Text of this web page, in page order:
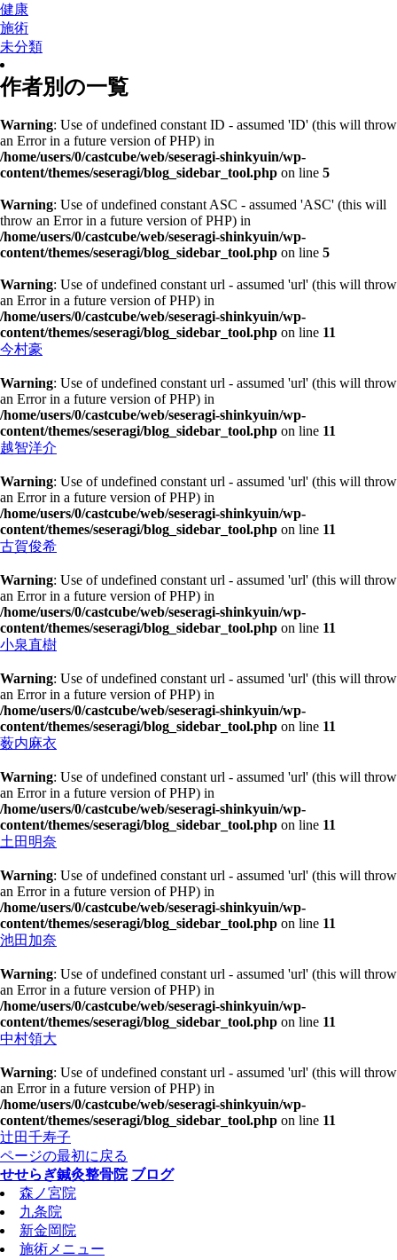
健康
施術
未分類
作者別の一覧
Warning: Use of undefined constant ID - assumed 'ID' (this will throw
an Error in a future version of PHP) in
/home/users/0/castcube/web/seseragi-shinkyuin/wp-
content/themes/seseragi/blog_sidebar_tool.php on line 5
Warning: Use of undefined constant ASC - assumed 'ASC' (this will
throw an Error in a future version of PHP) in
/home/users/0/castcube/web/seseragi-shinkyuin/wp-
content/themes/seseragi/blog_sidebar_tool.php on line 5
Warning: Use of undefined constant url - assumed 'url' (this will throw
an Error in a future version of PHP) in
/home/users/0/castcube/web/seseragi-shinkyuin/wp-
content/themes/seseragi/blog_sidebar_tool.php on line 11
今村豪
Warning: Use of undefined constant url - assumed 'url' (this will throw
an Error in a future version of PHP) in
/home/users/0/castcube/web/seseragi-shinkyuin/wp-
content/themes/seseragi/blog_sidebar_tool.php on line 11
越智洋介
Warning: Use of undefined constant url - assumed 'url' (this will throw
an Error in a future version of PHP) in
/home/users/0/castcube/web/seseragi-shinkyuin/wp-
content/themes/seseragi/blog_sidebar_tool.php on line 11
古賀俊希
Warning: Use of undefined constant url - assumed 'url' (this will throw
an Error in a future version of PHP) in
/home/users/0/castcube/web/seseragi-shinkyuin/wp-
content/themes/seseragi/blog_sidebar_tool.php on line 11
小泉直樹
Warning: Use of undefined constant url - assumed 'url' (this will throw
an Error in a future version of PHP) in
/home/users/0/castcube/web/seseragi-shinkyuin/wp-
content/themes/seseragi/blog_sidebar_tool.php on line 11
薮内麻衣
Warning: Use of undefined constant url - assumed 'url' (this will throw
an Error in a future version of PHP) in
/home/users/0/castcube/web/seseragi-shinkyuin/wp-
content/themes/seseragi/blog_sidebar_tool.php on line 11
土田明奈
Warning: Use of undefined constant url - assumed 'url' (this will throw
an Error in a future version of PHP) in
/home/users/0/castcube/web/seseragi-shinkyuin/wp-
content/themes/seseragi/blog_sidebar_tool.php on line 11
池田加奈
Warning: Use of undefined constant url - assumed 'url' (this will throw
an Error in a future version of PHP) in
/home/users/0/castcube/web/seseragi-shinkyuin/wp-
content/themes/seseragi/blog_sidebar_tool.php on line 11
中村領大
Warning: Use of undefined constant url - assumed 'url' (this will throw
an Error in a future version of PHP) in
/home/users/0/castcube/web/seseragi-shinkyuin/wp-
content/themes/seseragi/blog_sidebar_tool.php on line 11
辻田千寿子
ページの最初に戻る
せせらぎ鍼灸整骨院 ブログ
森ノ宮院
九条院
新金岡院
施術メニュー